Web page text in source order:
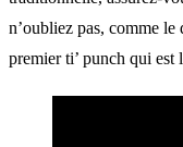
n’oubliez pas, comme le
premier ti’ punch qui